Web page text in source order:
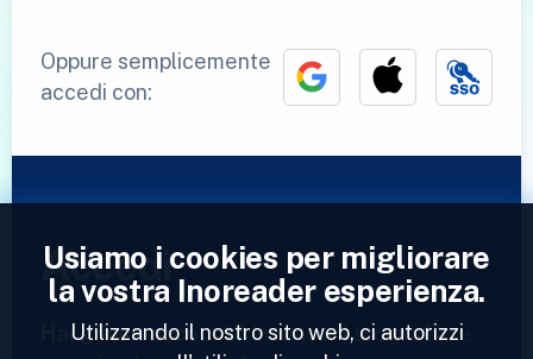
Oppure semplicemente
accedi con:
Accedi
Hai già un account?Inserisci il tuo profilo e
Usiamo i cookies per migliorare
la vostra Inoreader esperienza.
Utilizzando il nostro sito web, ci autorizzi